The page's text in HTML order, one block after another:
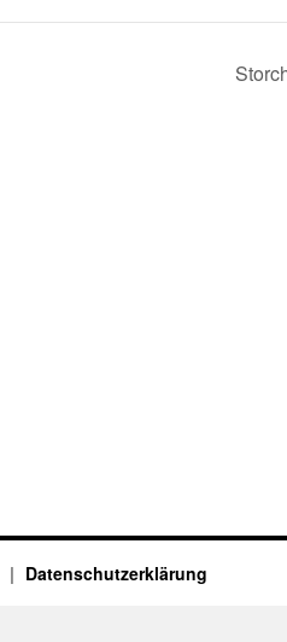
Datenschutzerklärung